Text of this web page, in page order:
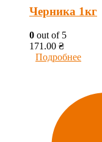
Черника 1кг
0 out of 5
171.00 ₴
Подробнее